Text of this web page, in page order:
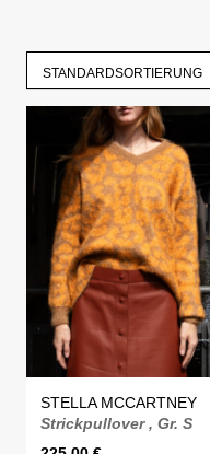
STANDARDSORTIERUNG
STELLA MCCARTNEY
Strickpullover , Gr. S